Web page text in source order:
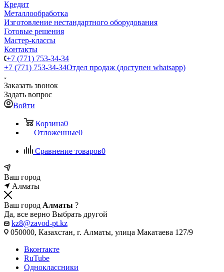
Кредит
Металлообработка
Изготовление нестандартного оборудования
Готовые решения
Мастер-классы
Контакты
+7 (771) 753-34-34
+7 (771) 753-34-34Отдел продаж (доступен whatsapp)
Заказать звонок
Задать вопрос
Войти
Корзина0
Отложенные0
Сравнение товаров0
Ваш город
Алматы
Ваш город Алматы ?
Да, все верно Выбрать другой
kz8@zavod-pt.kz
050000, Казахстан, г. Алматы, улица Макатаева 127/9
Вконтакте
RuTube
Одноклассники